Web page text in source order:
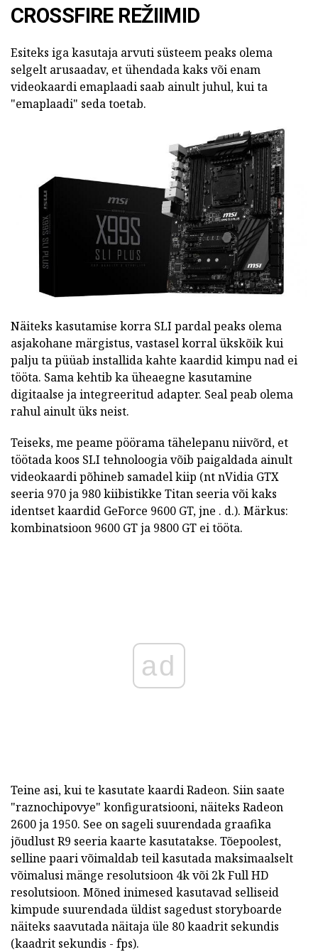
CROSSFIRE REŽIIMID
Esiteks iga kasutaja arvuti süsteem peaks olema
selgelt arusaadav, et ühendada kaks või enam
videokaardi emaplaadi saab ainult juhul, kui ta
"emaplaadi" seda toetab.
Näiteks kasutamise korra SLI pardal peaks olema
asjakohane märgistus, vastasel korral ükskõik kui
palju ta püüab installida kahte kaardid kimpu nad ei
tööta. Sama kehtib ka üheaegne kasutamine
digitaalse ja integreeritud adapter. Seal peab olema
rahul ainult üks neist.
Teiseks, me peame pöörama tähelepanu niivõrd, et
töötada koos SLI tehnoloogia võib paigaldada ainult
videokaardi põhineb samadel kiip (nt nVidia GTX
seeria 970 ja 980 kiibistikke Titan seeria või kaks
identset kaardid GeForce 9600 GT, jne . d.). Märkus:
kombinatsioon 9600 GT ja 9800 GT ei tööta.
ad
Teine asi, kui te kasutate kaardi Radeon. Siin saate
"raznochipovye" konfiguratsiooni, näiteks Radeon
2600 ja 1950. See on sageli suurendada graafika
jõudlust R9 seeria kaarte kasutatakse. Tõepoolest,
selline paari võimaldab teil kasutada maksimaalselt
võimalusi mänge resolutsioon 4k või 2k Full HD
resolutsioon. Mõned inimesed kasutavad selliseid
kimpude suurendada üldist sagedust storyboarde
näiteks saavutada näitaja üle 80 kaadrit sekundis
(kaadrit sekundis - fps).